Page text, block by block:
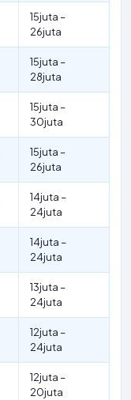
15juta –
26juta
15juta –
28juta
15juta –
30juta
15juta –
26juta
14juta –
24juta
14juta –
24juta
13juta –
24juta
12juta –
24juta
12juta –
20juta